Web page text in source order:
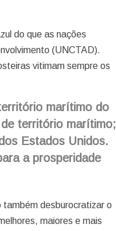
do que as nações
(UNCTAD).
vitimam sempre os
marítimo do
território marítimo;
Estados Unidos.
a prosperidade
também desburocratizar o
maiores e mais